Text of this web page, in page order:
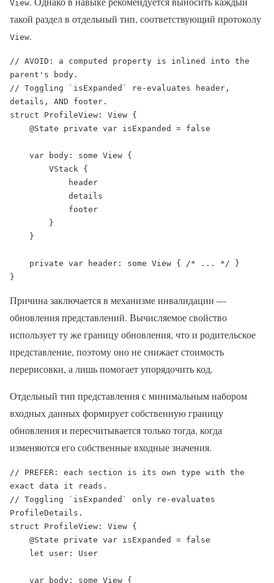
View
такой раздел в отдельный тип, соответствующий протоколу
View.
// AVOID: a computed property is inlined into the
parent's body.
// Toggling `isExpanded` re-evaluates header,
details, AND footer.
struct ProfileView: View {
}
Причина заключается в механизме инвалидации —
обновления представлений. Вычисляемое свойство
использует ту же границу обновления, что и родительское
представление, поэтому оно не снижает стоимость
перерисовки, а лишь помогает упорядочить код.
Отдельный тип представления с минимальным набором
входных данных формирует собственную границу
обновления и пересчитывается только тогда, когда
изменяются его собственные входные значения.
// PREFER: each section is its own type with the
exact data it reads.
// Toggling `isExpanded` only re-evaluates
ProfileDetails.
struct ProfileView: View {